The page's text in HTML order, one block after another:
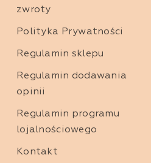
zwroty
Polityka Prywatności
Regulamin sklepu
Regulamin dodawania
opinii
Regulamin programu
lojalnościowego
Kontakt